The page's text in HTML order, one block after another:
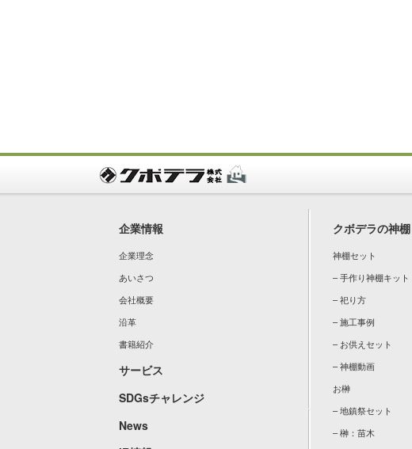
企業情報
企業理念
あいさつ
会社概要
沿革
書籍紹介
サービス
SDGsチャレンジ
News
クボデラの神棚
神棚セット
– 手作り神棚キット
– 祀り方
– 施工事例
– お供えセット
– 神棚動画
お榊
– 地鎮祭セット
– 榊：苗木